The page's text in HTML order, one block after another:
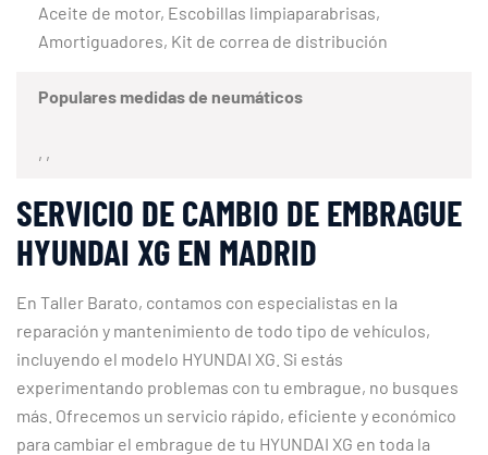
Aceite de motor, Escobillas limpiaparabrisas,
Amortiguadores, Kit de correa de distribución
Populares medidas de neumáticos
, ,
SERVICIO DE CAMBIO DE EMBRAGUE
HYUNDAI XG EN MADRID
En Taller Barato, contamos con especialistas en la
reparación y mantenimiento de todo tipo de vehículos,
incluyendo el modelo HYUNDAI XG. Si estás
experimentando problemas con tu embrague, no busques
más. Ofrecemos un servicio rápido, eficiente y económico
para cambiar el embrague de tu HYUNDAI XG en toda la